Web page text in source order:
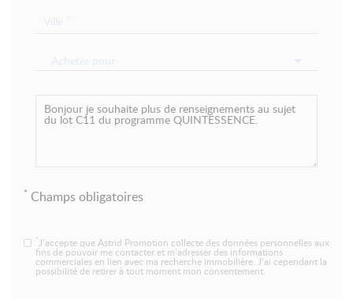
* Champs obligatoires
* J’accepte que Astrid Promotion collecte des données personnelles aux
fins de pouvoir me contacter et m’adresser des informations
commerciales en lien avec ma recherche immobilière. J’ai cependant la
possibilité de retirer à tout moment mon consentement.